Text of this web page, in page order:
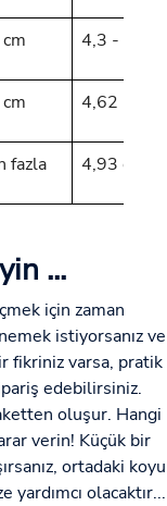
4,3 - 4,62
4,62 -
fazla 4,93
...
için zaman
istiyorsanız ve
fikriniz varsa, pratik
edebilirsiniz.
oluşur. Hangi
verin! Küçük bir
ortadaki koyu
olacaktır...